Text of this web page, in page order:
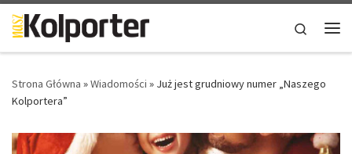
Skip to content
Search
Strona Główna »Wiadomości » Już jest grudniowy numer „Naszego
Kolportera”